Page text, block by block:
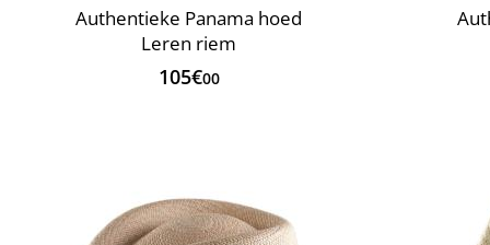
Authentieke Panama hoed
Leren riem
105€00